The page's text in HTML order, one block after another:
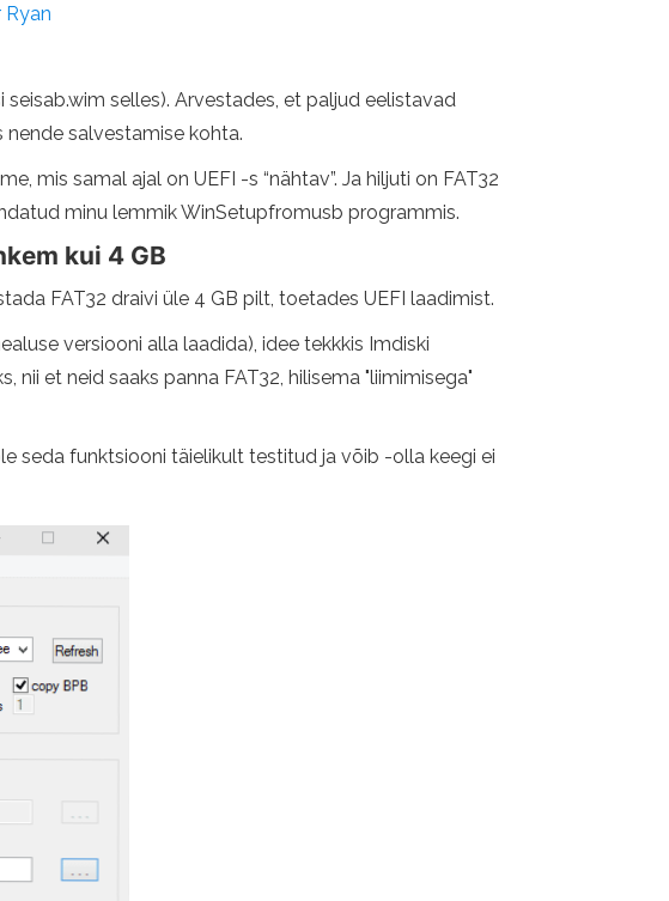
Ryan
selles). Arvestades, et paljud eelistavad
nende salvestamise kohta.
mis samal ajal on UEFI -s “nähtav”. Ja hiljuti on FAT32
minu lemmik WinSetupfromusb programmis.
kui 4 GB
FAT32 draivi üle 4 GB pilt, toetades UEFI laadimist.
versiooni alla laadida), idee tekkkis Imdiski
et neid saaks panna FAT32, hilisema "liimimisega"
seda funktsiooni täielikult testitud ja võib -olla keegi ei